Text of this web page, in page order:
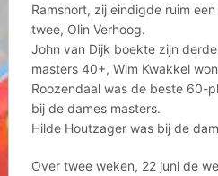
Ramshort, zij eindigde ruim
twee, Olin Verhoog.
John van Dijk boekte zijn
masters 40+, Wim Kwakkel
Roozendaal was de beste 60-
bij de dames masters.
Hilde Houtzager was bij de
Over twee weken, 22 juni de